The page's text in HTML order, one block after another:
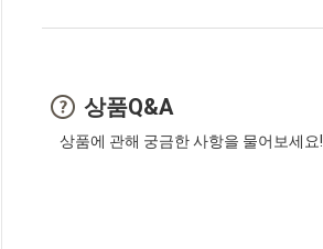
상품Q&A
상품에 관해 궁금한 사항을 물어보세요!